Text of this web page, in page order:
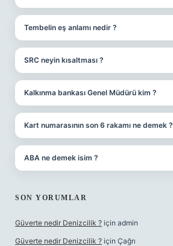
Tembelin eş anlamı nedir ?
SRC neyin kısaltması ?
Kalkınma bankası Genel Müdürü kim ?
Kart numarasının son 6 rakamı ne demek ?
ABA ne demek isim ?
SON YORUMLAR
Güverte nedir Denizcilik ? için admin
Güverte nedir Denizcilik ? için Çağrı